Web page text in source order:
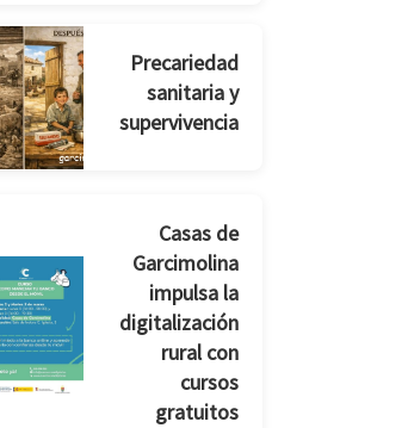
Precariedad
sanitaria y
supervivencia
Casas de
Garcimolina
impulsa la
digitalización
rural con
cursos
gratuitos